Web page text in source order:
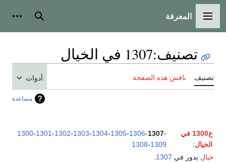
القائمة الرئيسية
المعرفة بحث
تصنيف:1307 في الخيال
تصنيف ناقش هذه الصفحة أدوات
مساعدة
ع1300 في
الخيال:
1300-1301-1302-1303-1304-1305-1306-1307-
1308-1309
خيال يدور في 1307